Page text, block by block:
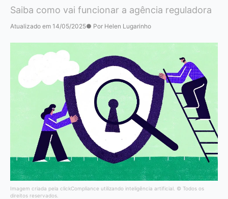
Saiba como vai funcionar a agência reguladora
Atualizado em 14/05/2025● Por Helen Lugarinho
Imagem criada pela clickCompliance utilizando inteligência artificial. © Todos os
direitos reservados.